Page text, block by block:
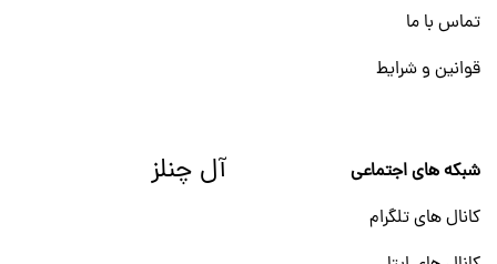
تماس با ما
قوانین و شرایط
شبکه های اجتماعی
کانال های تلگرام
آل چنلز